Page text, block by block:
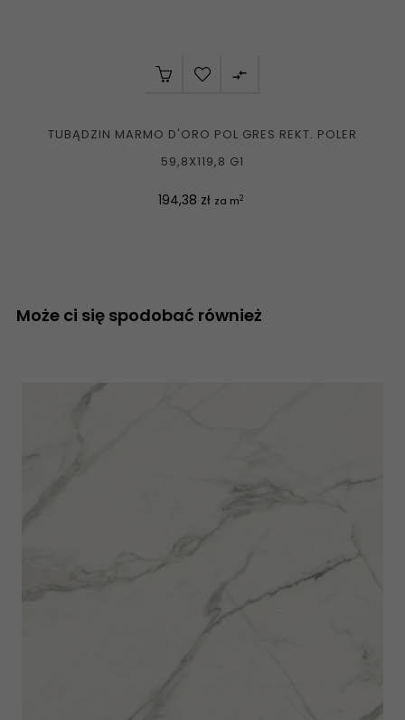

TUBĄDZIN MARMO D'ORO POL GRES REKT. POLER
59,8X119,8 G1
Cena
194,38 zł za m2
Może ci się spodobać również